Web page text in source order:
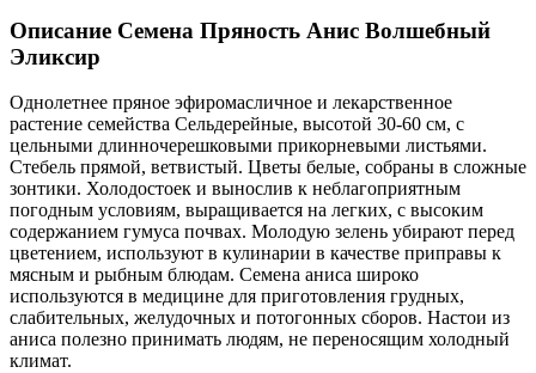
Описание Семена Пряность Анис Волшебный
Эликсир
Однолетнее пряное эфиромасличное и лекарственное
растение семейства Сельдерейные, высотой 30-60 см, с
цельными длинночерешковыми прикорневыми листьями.
Стебель прямой, ветвистый. Цветы белые, собраны в сложные
зонтики. Холодостоек и вынослив к неблагоприятным
погодным условиям, выращивается на легких, с высоким
содержанием гумуса почвах. Молодую зелень убирают перед
цветением, используют в кулинарии в качестве приправы к
мясным и рыбным блюдам. Семена аниса широко
используются в медицине для приготовления грудных,
слабительных, желудочных и потогонных сборов. Настои из
аниса полезно принимать людям, не переносящим холодный
климат.